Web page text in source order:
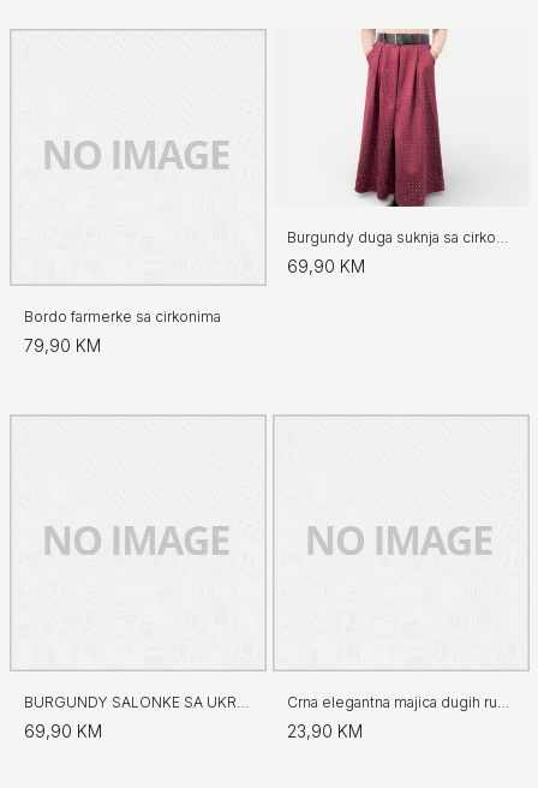
Bordo farmerke sa cirkonima
79,90 KM
Burgundy duga suknja sa cirkonima
69,90 KM
69,90 KM 23,90 KM